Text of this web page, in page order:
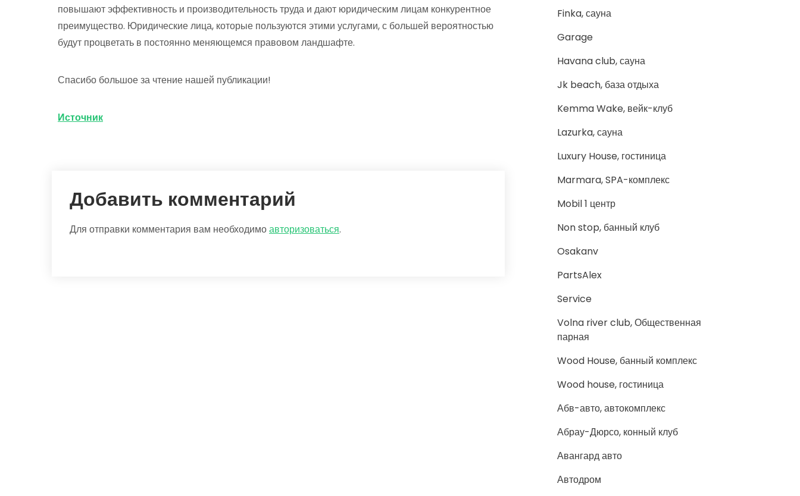
повышают эффективность и производительность труда и дают юридическим лицам конкурентное
преимущество. Юридические лица, которые пользуются этими услугами, с большей вероятностью
будут процветать в постоянно меняющемся правовом ландшафте.
Спасибо большое за чтение нашей публикации!
Источник
Добавить комментарий
Для отправки комментария вам необходимоавторизоваться.
Finka, сауна
Garage
Havana club, сауна
Jk beach, база отдыха
Kemma Wake, вейк-клуб
Lazurka, сауна
Luxury House, гостиница
Marmara, SPA-комплекс
Mobil 1 центр
Non stop, банный клуб
Osakanv
PartsAlex
Service
Volna river club, Общественная
парная
Wood House, банный комплекс
Wood house, гостиница
Абв-авто, автокомплекс
Абрау-Дюрсо, конный клуб
Авангард авто
Автодром